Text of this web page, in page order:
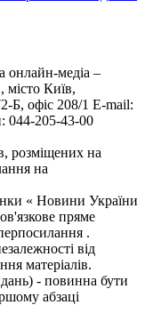
онлайн-медіа –
місто Київ,
офіс 208/1 E-mail:
044-205-43-00
розміщених на
на
« Новини України
пряме
.
від
матеріалів.
- повинна бути
абзаці